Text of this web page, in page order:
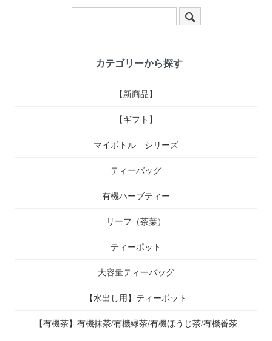
カテゴリーから探す
【新商品】
【ギフト】
マイボトル シリーズ
ティーバッグ
有機ハーブティー
リーフ（茶葉）
ティーポット
大容量ティーバッグ
【水出し用】ティーポット
【有機茶】有機抹茶/有機緑茶/有機ほうじ茶/有機番茶